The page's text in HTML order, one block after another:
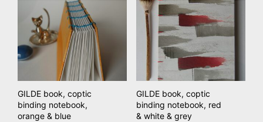
GILDE book, coptic
binding notebook,
orange & blue
GILDE book, coptic
binding notebook, red
& white & grey